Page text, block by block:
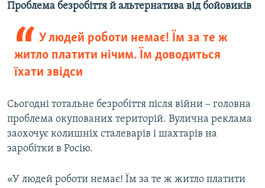
Проблема безробіття й альтернатива від бойовиків
У людей роботи немає! Їм за те ж
житло платити нічим. Їм доводиться
їхати звідси
Сьогодні тотальне безробіття після війни – головна
проблема окупованих територій. Вулична реклама
заохочує колишніх сталеварів і шахтарів на
заробітки в Росію.
«У людей роботи немає! Їм за те ж житло платити